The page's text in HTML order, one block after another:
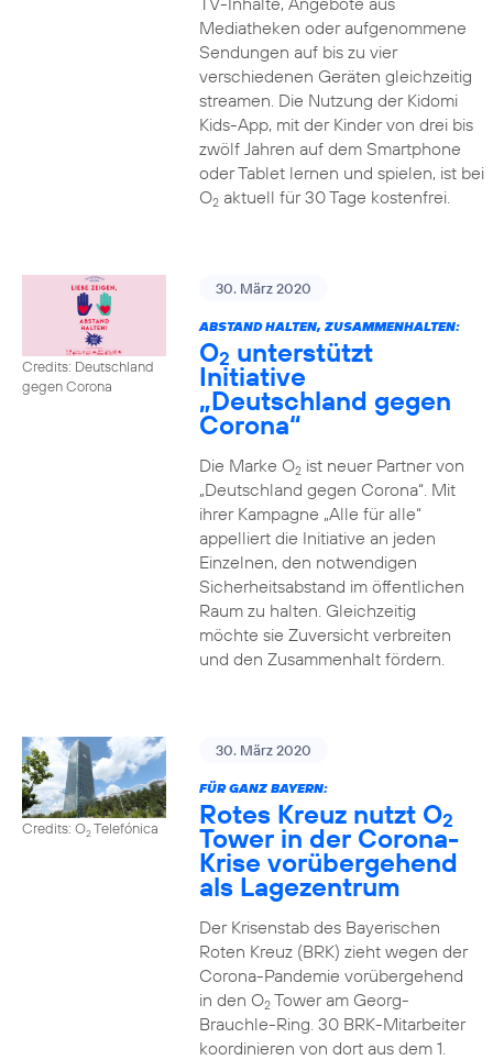
Mediatheken oder aufgenommene
Sendungen auf bis zu vier
verschiedenen Geräten gleichzeitig
streamen. Die Nutzung der Kidomi
Kids-App, mit der Kinder von drei bis
zwölf Jahren auf dem Smartphone
oder Tablet lernen und spielen, ist bei
O2aktuell für 30 Tage kostenfrei.
Credits: Deutschland
gegen Corona
30. März 2020
ABSTAND HALTEN, ZUSAMMENHALTEN:
O2 unterstützt
Initiative
„Deutschland gegen
Corona“
Die Marke O2ist neuer Partner von
„Deutschland gegen Corona“. Mit
ihrer Kampagne „Alle für alle“
appelliert die Initiative an jeden
Einzelnen, den notwendigen
Sicherheitsabstand im öffentlichen
Raum zu halten. Gleichzeitig
möchte sie Zuversicht verbreiten
und den Zusammenhalt fördern.
Credits: O2Telefónica
30. März 2020
FÜR GANZ BAYERN:
Rotes Kreuz nutzt O2
Tower in der Corona-
Krise vorübergehend
als Lagezentrum
Der Krisenstab des Bayerischen
Roten Kreuz (BRK) zieht wegen der
Corona-Pandemie vorübergehend
in den O2Tower am Georg-
Brauchle-Ring. 30 BRK-Mitarbeiter
koordinieren von dort aus dem 1.